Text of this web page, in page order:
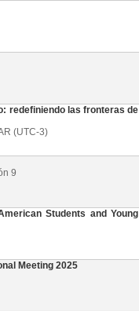
redefiniendo las fronteras de
(UTC-3)
9
Students and Young
Meeting 2025